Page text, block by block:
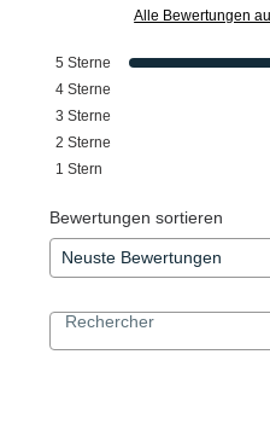
Alle Bewertungen
5 Sterne
4 Sterne
3 Sterne
2 Sterne
1 Stern
Bewertungen sortieren